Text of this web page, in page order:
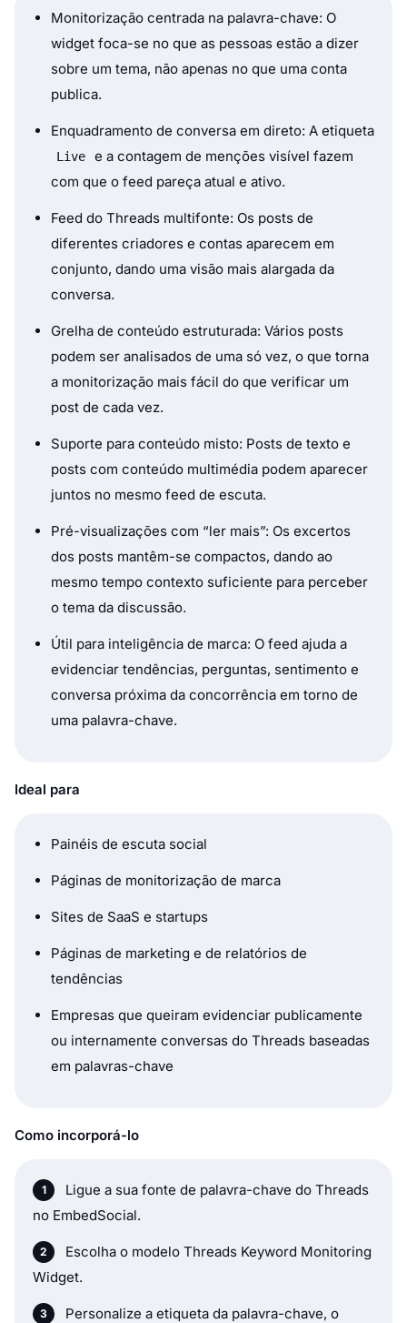
Monitorização centrada na palavra-chave: O
widget foca-se no que as pessoas estão a dizer
sobre um tema, não apenas no que uma conta
publica.
Enquadramento de conversa em direto: A etiqueta
Live
e a contagem de menções visível fazem
com que o feed pareça atual e ativo.
Feed do Threads multifonte: Os posts de
diferentes criadores e contas aparecem em
conjunto, dando uma visão mais alargada da
conversa.
Grelha de conteúdo estruturada: Vários posts
podem ser analisados de uma só vez, o que torna
a monitorização mais fácil do que verificar um
post de cada vez.
Suporte para conteúdo misto: Posts de texto e
posts com conteúdo multimédia podem aparecer
juntos no mesmo feed de escuta.
Pré-visualizações com “ler mais”: Os excertos
dos posts mantêm-se compactos, dando ao
mesmo tempo contexto suficiente para perceber
o tema da discussão.
Útil para inteligência de marca: O feed ajuda a
evidenciar tendências, perguntas, sentimento e
conversa próxima da concorrência em torno de
uma palavra-chave.
Ideal para
Painéis de escuta social
Páginas de monitorização de marca
Sites de SaaS e startups
Páginas de marketing e de relatórios de
tendências
Empresas que queiram evidenciar publicamente
ou internamente conversas do Threads baseadas
em palavras-chave
Como incorporá-lo
Ligue a sua fonte de palavra-chave do Threads
no EmbedSocial.
Escolha o modelo Threads Keyword Monitoring
Widget.
Personalize a etiqueta da palavra-chave, o